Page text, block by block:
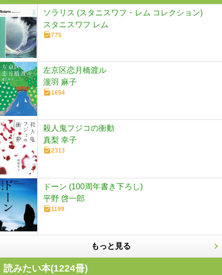
ソラリス (スタニスワフ・レム コレクション)
スタニスワフ レム
775
左京区恋月橋渡ル
瀧羽 麻子
1654
殺人鬼フジコの衝動
真梨 幸子
2313
ドーン (100周年書き下ろし)
平野 啓一郎
1199
もっと見る
読みたい本(1224冊)